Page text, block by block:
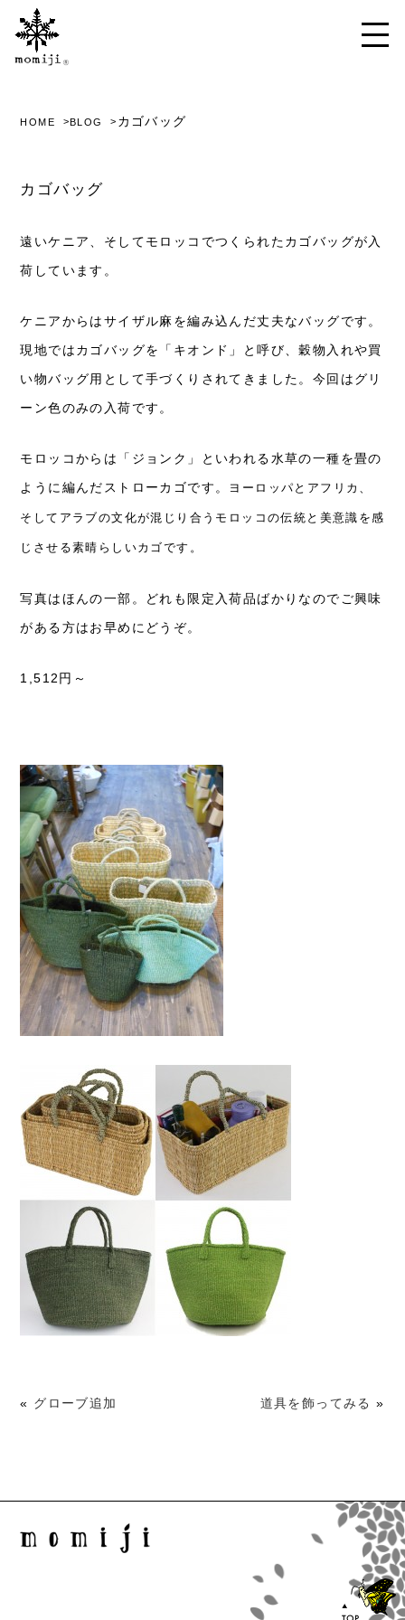
HOME BLOG カゴバッグ
カゴバッグ
遠いケニア、そしてモロッコでつくられたカゴバッグが入
荷しています。
ケニアからはサイザル麻を編み込んだ丈夫なバッグです。
現地ではカゴバッグを「キオンド」と呼び、穀物入れや買
い物バッグ用として手づくりされてきました。今回はグリ
ーン色のみの入荷です。
モロッコからは「ジョンク」といわれる水草の一種を畳の
ように編んだストローカゴです。
ヨーロッパとアフリカ、
そしてアラブの文化が混じり合うモロッコの伝統と美意識を感
じさせる素晴らしいカゴです。
写真はほんの一部。どれも限定入荷品ばかりなのでご興味
がある方はお早めにどうぞ。
1,512円～
« グローブ追加 道具を飾ってみる »